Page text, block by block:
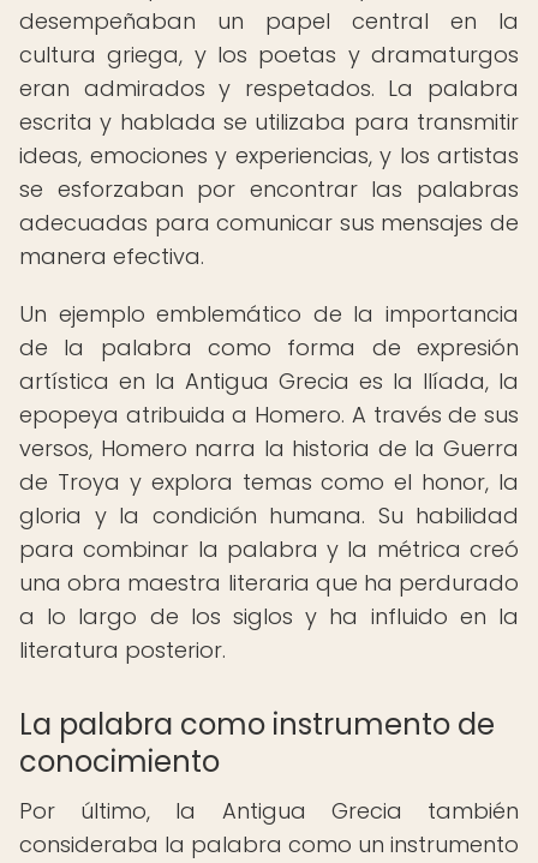
desempeñaban un papel central en la
cultura griega, y los poetas y dramaturgos
eran admirados y respetados. La palabra
escrita y hablada se utilizaba para transmitir
ideas, emociones y experiencias, y los artistas
se esforzaban por encontrar las palabras
adecuadas para comunicar sus mensajes de
manera efectiva.
Un ejemplo emblemático de la importancia
de la palabra como forma de expresión
artística en la Antigua Grecia es la Ilíada, la
epopeya atribuida a Homero. A través de sus
versos, Homero narra la historia de la Guerra
de Troya y explora temas como el honor, la
gloria y la condición humana. Su habilidad
para combinar la palabra y la métrica creó
una obra maestra literaria que ha perdurado
a lo largo de los siglos y ha influido en la
literatura posterior.
La palabra como instrumento de
conocimiento
Por último, la Antigua Grecia también
consideraba la palabra como un instrumento